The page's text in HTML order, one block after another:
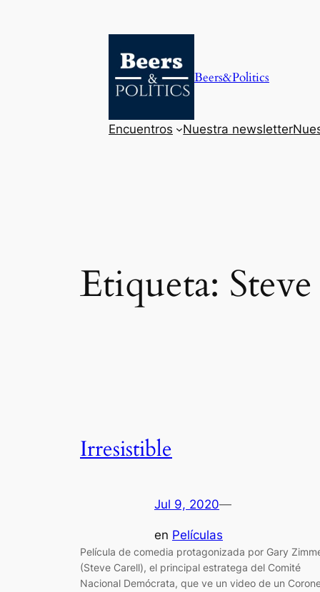
Beers&Politics
Encuentros Nuestra newsletter
Etiqueta:
Irresistible
Jul 9, 2020—
en Películas
Película de comedia protagonizada por Gary
(Steve Carell), el principal estratega del Comité
Nacional Demócrata, que ve un video de un